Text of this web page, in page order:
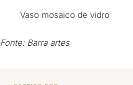
Vaso mosaico de vidro
Fonte: Barra artes